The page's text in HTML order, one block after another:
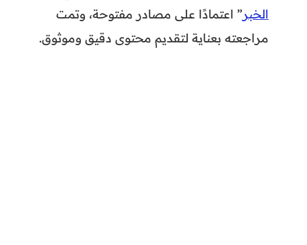
الخبر” اعتمادًا على مصادر مفتوحة، وتمت
مراجعته بعناية لتقديم محتوى دقيق وموثوق.